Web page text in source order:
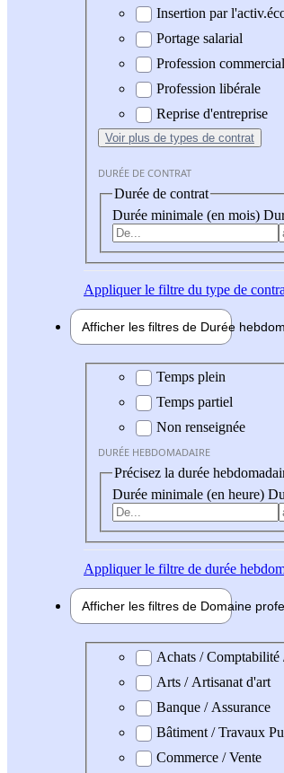
Insertion par
Portage salarial
Profession
Profession libérale
Reprise d'entreprise
Voir plus de types de contrat
DURÉE DE CONTRAT
Durée de contrat
Durée minimale (en mois)
Appliquerle filtre du type de
Afficher les filtres de Durée hebdo
Durée hebdomadaire
Temps plein
Temps partiel
Non renseignée
DURÉE HEBDOMADAIRE
Précisez la durée
Durée minimale (en heure)
Appliquerle filtre de durée
Afficher les filtres de Domaine pro
Domaine professionel
Achats / Comptabilité
Arts / Artisanat d'art
Banque / Assurance
Bâtiment / Travaux
Commerce / Vente